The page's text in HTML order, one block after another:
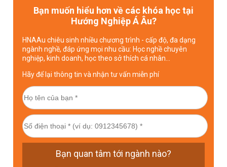
Bạn muốn hiểu hơn về các khóa học tại
Hướng Nghiệp Á Âu?
HNAAu chiêu sinh nhiều chương trình - cấp độ, đa dạng
ngành nghề, đáp ứng mọi nhu cầu: Học nghề chuyên
nghiệp, kinh doanh, học theo sở thích cá nhân…
Hãy để lại thông tin và nhận tư vấn miễn phí
Bạn quan tâm tới ngành nào?